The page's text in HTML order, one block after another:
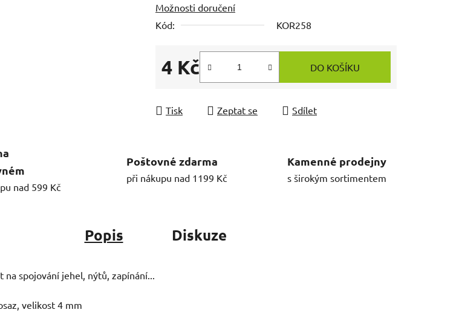
Možnosti doručení
Kód:
KOR258
4 Kč
Měrná cena:
DO KOŠÍKU
Tisk Zeptat se Sdílet
nad 599 Kč
Poštovné zdarma
při nákupu nad 1199 Kč
Kamenné prodejny
s širokým sortimentem
Popis Diskuze
spojování jehel, nýtů, zapínání...
velikost 4 mm